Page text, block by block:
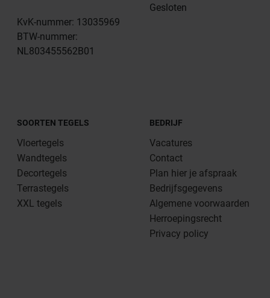
KvK-nummer: 13035969
BTW-nummer:
NL803455562B01
Gesloten
SOORTEN TEGELS
Vloertegels
Wandtegels
Decortegels
Terrastegels
XXL tegels
BEDRIJF
Vacatures
Contact
Plan hier je afspraak
Bedrijfsgegevens
Algemene voorwaarden
Herroepingsrecht
Privacy policy